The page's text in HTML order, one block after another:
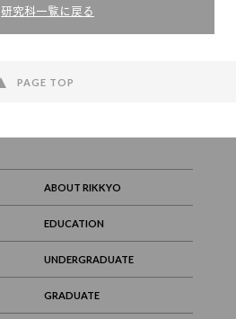
研究科一覧に戻る
PAGE TOP